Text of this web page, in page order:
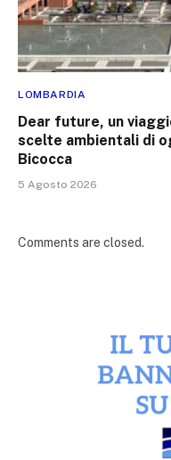
LOMBARDIA
Dear future, un
scelte ambientali di
Bicocca
5 Agosto 2026
Comments are closed.